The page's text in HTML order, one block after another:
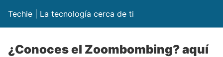
Techie | La tecnología cerca de ti
¿Conoces el Zoombombing? aquí